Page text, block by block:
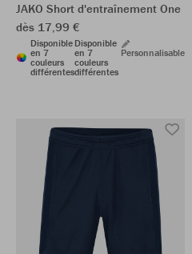
JAKO Short d'entraînement One
dès 17,99 €
Disponible
en 7
couleurs
différentes
Disponible
en 7
couleurs
différentes
Personnalisable